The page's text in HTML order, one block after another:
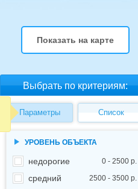
Показать на карте
Выбрать по критериям:
Параметры Список
УРОВЕНЬ ОБЪЕКТА
недорогие 0 - 2500 р.
средний 2500 - 3500 р.